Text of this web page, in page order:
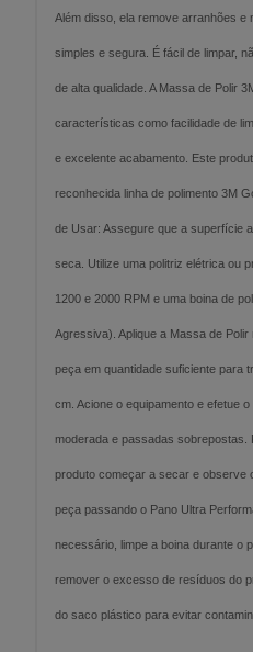
Além disso, ela remove arranhões e
simples e segura. É fácil de limpar,
de alta qualidade. A Massa de Polir
características como facilidade de
e excelente acabamento. Este
reconhecida linha de polimento 3M
de Usar: Assegure que a superfície
seca. Utilize uma politriz elétrica ou
1200 e 2000 RPM e uma boina de
Agressiva). Aplique a Massa de
peça em quantidade suficiente para
cm. Acione o equipamento e efetue
moderada e passadas sobrepostas.
produto começar a secar e observe
peça passando o Pano Ultra
necessário, limpe a boina durante o
remover o excesso de resíduos do
do saco plástico para evitar